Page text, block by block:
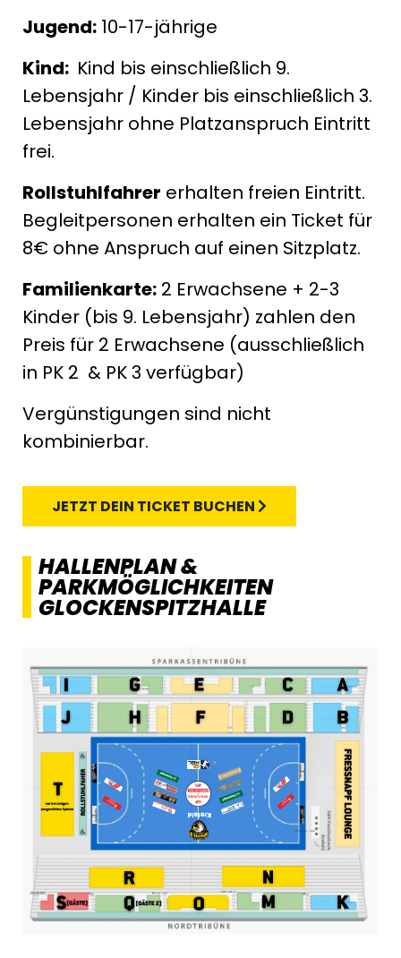
Jugend: 10-17-jährige
Kind: Kind bis einschließlich 9.
Lebensjahr / Kinder bis einschließlich 3.
Lebensjahr ohne Platzanspruch Eintritt
frei.
Rollstuhlfahrer erhalten freien Eintritt.
Begleitpersonen erhalten ein Ticket für
8€ ohne Anspruch auf einen Sitzplatz.
Familienkarte: 2 Erwachsene + 2-3
Kinder (bis 9. Lebensjahr) zahlen den
Preis für 2 Erwachsene (ausschließlich
in PK 2 & PK 3 verfügbar)
Vergünstigungen sind nicht
kombinierbar.
JETZT DEIN TICKET BUCHEN
HALLENPLAN &
PARKMÖGLICHKEITEN
GLOCKENSPITZHALLE